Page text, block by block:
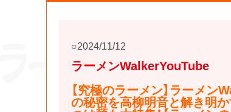
2024/11/12
ラーメンWalkerYouTube
【究極のラーメン】ラーメ
の秘密を高柳明音と解き明